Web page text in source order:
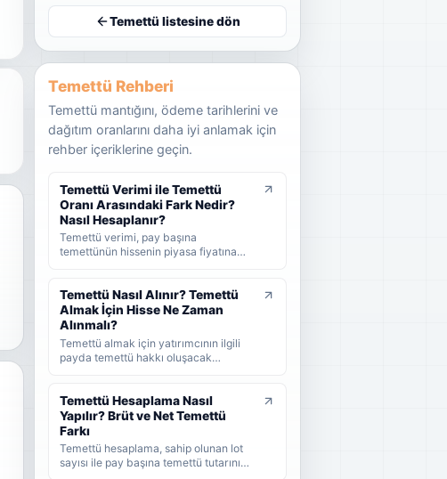
Temettü listesine dön
Temettü Rehberi
Temettü mantığını, ödeme tarihlerini ve
dağıtım oranlarını daha iyi anlamak için
rehber içeriklerine geçin.
Temettü Verimi ile Temettü
Oranı Arasındaki Fark Nedir?
Nasıl Hesaplanır?
Temettü verimi, pay başına
temettünün hissenin piyasa fiyatına
dağıtıldığını gösterir. KAP'ta görülen
kâr payı oranı ise çoğunlukla 1 TL
nominal değere göre hesaplanan ayrı
bir yüzdedir. Bu rehberde temettü
verimi, dağıtım oranı ve KAP temettü
oranı arasındaki farkları formüller ve
Temettü Nasıl Alınır? Temettü
Almak İçin Hisse Ne Zaman
Alınmalı?
Temettü almak için yatırımcının ilgili
payda temettü hakkı oluşacak
alındığını, hak kullanım tarihi, kayıt
tarihi ve ödeme tarihi arasındaki farkı
ve yatırımcıların nelere dikkat etmesi
gerektiğini sade şekilde bulabilirsiniz.
Temettü Hesaplama Nasıl
Yapılır? Brüt ve Net Temettü
Farkı
Temettü hesaplama, sahip olunan lot
sayısı ile pay başına temettü tutarının